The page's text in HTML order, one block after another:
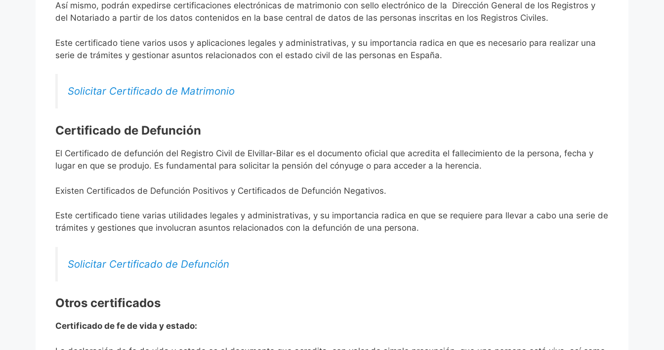
Así mismo, podrán expedirse certificaciones electrónicas de matrimonio con sello electrónico de la Dirección General de los Registros y
del Notariado a partir de los datos contenidos en la base central de datos de las personas inscritas en los Registros Civiles.
Este certificado tiene varios usos y aplicaciones legales y administrativas, y su importancia radica en que es necesario para realizar una
serie de trámites y gestionar asuntos relacionados con el estado civil de las personas en España.
Solicitar Certificado de Matrimonio
Certificado de Defunción
El Certificado de defunción del Registro Civil de Elvillar-Bilar es el documento oficial que acredita el fallecimiento de la persona, fecha y
lugar en que se produjo. Es fundamental para solicitar la pensión del cónyuge o para acceder a la herencia.
Existen Certificados de Defunción Positivos y Certificados de Defunción Negativos.
Este certificado tiene varias utilidades legales y administrativas, y su importancia radica en que se requiere para llevar a cabo una serie de
trámites y gestiones que involucran asuntos relacionados con la defunción de una persona.
Solicitar Certificado de Defunción
Otros certificados
Certificado de fe de vida y estado: